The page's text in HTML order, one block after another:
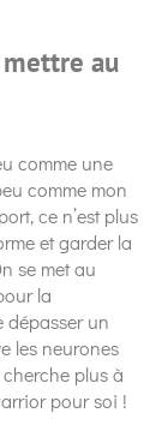
au
comme une
comme mon
ce n’est plus
et garder la
se met au
la
dépasser un
les neurones
plus à
pour soi !